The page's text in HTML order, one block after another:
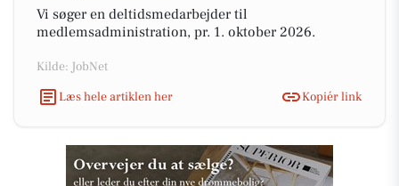
Vi søger en deltidsmedarbejder til
medlemsadministration, pr. 1. oktober 2026.
Kilde: JobNet
Læs hele artiklen her
Kopiér link